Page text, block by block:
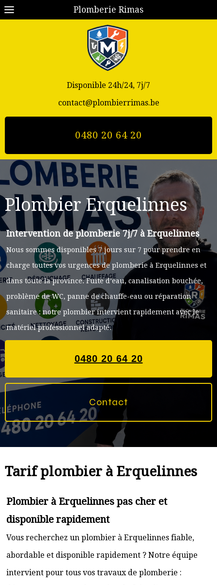
Plomberie Rimas
Disponible 24h/24, 7j/7
contact@plombierrimas.be
0480 20 64 20
Plombier Erquelinnes
Intervention de plomberie 7j/7 à Erquelinnes
Nous sommes disponibles 7 jours sur 7 pour prendre en
charge toutes vos urgences de plomberie à Erquelinnes et
dans toute la province. Fuite d’eau, canalisation bouchée,
problème de WC, panne de chauffe-eau ou réparation
sanitaire : notre plombier intervient rapidement avec le
matériel professionnel adapté.
0480 20 64 20
Contact
Tarif plombier à Erquelinnes
Plombier à Erquelinnes pas cher et
disponible rapidement
Vous recherchez un plombier à Erquelinnes fiable,
abordable et disponible rapidement ? Notre équipe
intervient pour tous vos travaux de plomberie :